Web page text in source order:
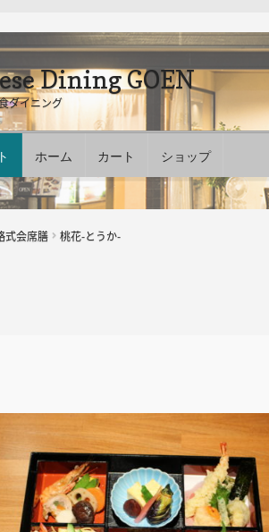
Dining GOEN
ダイニング
ホーム カート ショップ
式会席膳 桃花-とうか-